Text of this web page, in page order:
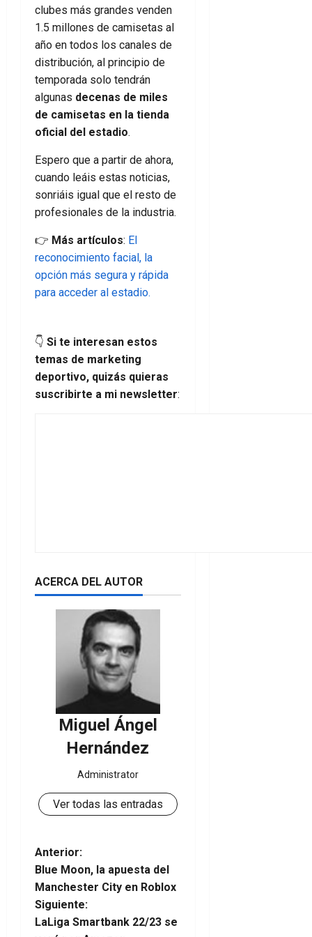
clubes más grandes venden
1.5 millones de camisetas al
año en todos los canales de
distribución, al principio de
temporada solo tendrán
algunas decenas de miles
de camisetas en la tienda
oficial del estadio.
Espero que a partir de ahora,
cuando leáis estas noticias,
sonriáis igual que el resto de
profesionales de la industria.
👉 Más artículos: El
reconocimiento facial, la
opción más segura y rápida
para acceder al estadio.
👇 Si te interesan estos
temas de marketing
deportivo, quizás quieras
suscribirte a mi newsletter:
ACERCA DEL AUTOR
Miguel Ángel
Hernández
Administrator
Ver todas las entradas
N
a
v
Anterior:
Blue Moon, la apuesta del
Manchester City en Roblox
Siguiente:
LaLiga Smartbank 22/23 se